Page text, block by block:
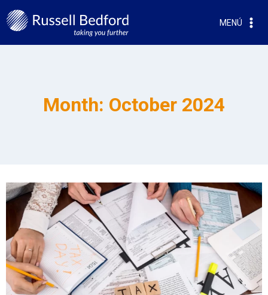
MENÚ
Month: October 2024